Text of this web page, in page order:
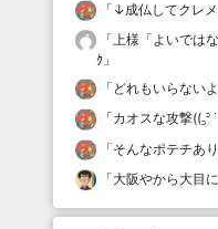
「 ↓成仏してクレ
「上様「よいでは
ｸ 」
「 どれもいらない
「カオスな攻撃((꜆꜄
「そんなポテチあ
「大阪やから大目